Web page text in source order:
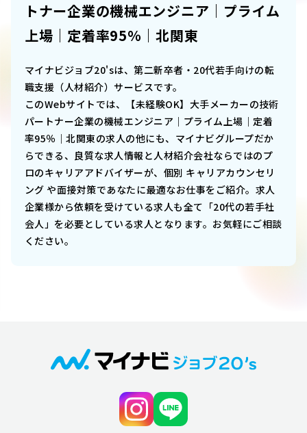
トナー企業の機械エンジニア｜プライム
上場｜定着率95％｜北関東
マイナビジョブ20'sは、第二新卒者・20代若手向けの転
職支援（人材紹介）サービスです。
このWebサイトでは、
【未経験OK】大手メーカーの技術
パートナー企業の機械エンジニア｜プライム上場｜定着
率95％｜北関東の求人の他にも、マイナビグループだか
らできる、良質な求人情報と人材紹介会社ならではのプ
ロのキャリアアドバイザーが、個別 キャリアカウンセリ
ング や面接対策であなたに最適なお仕事をご紹介。求人
企業様から依頼を受けている求人も全て「20代の若手社
会人」を必要としている求人となります。お気軽にご相談
ください。